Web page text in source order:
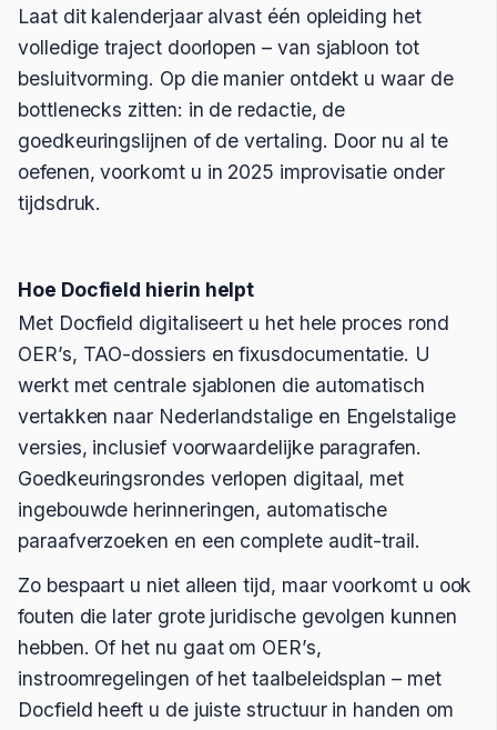
Laat dit kalenderjaar alvast één opleiding het
volledige traject doorlopen – van sjabloon tot
besluitvorming. Op die manier ontdekt u waar de
bottlenecks zitten: in de redactie, de
goedkeuringslijnen of de vertaling. Door nu al te
oefenen, voorkomt u in 2025 improvisatie onder
tijdsdruk.
Hoe Docfield hierin helpt
Met Docfield digitaliseert u het hele proces rond
OER’s, TAO-dossiers en fixusdocumentatie. U
werkt met centrale sjablonen die automatisch
vertakken naar Nederlandstalige en Engelstalige
versies, inclusief voorwaardelijke paragrafen.
Goedkeuringsrondes verlopen digitaal, met
ingebouwde herinneringen, automatische
paraafverzoeken en een complete audit-trail.
Zo bespaart u niet alleen tijd, maar voorkomt u ook
fouten die later grote juridische gevolgen kunnen
hebben. Of het nu gaat om OER’s,
instroomregelingen of het taalbeleidsplan – met
Docfield heeft u de juiste structuur in handen om